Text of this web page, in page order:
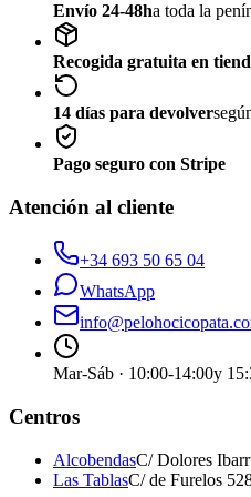
Envío 24-48ha toda la
Recogida gratuita en
14 días para devolver
Pago seguro con Stripe
Atención al cliente
+34 693 50 65 04
WhatsApp
Mar-Sáb · 10:00-14:00y
Centros
AlcobendasC/ Dolores
Las TablasC/ de Furelos 5